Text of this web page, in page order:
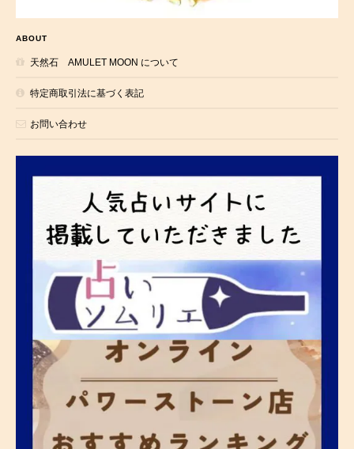
ABOUT
天然石 AMULET MOON について
特定商取引法に基づく表記
お問い合わせ